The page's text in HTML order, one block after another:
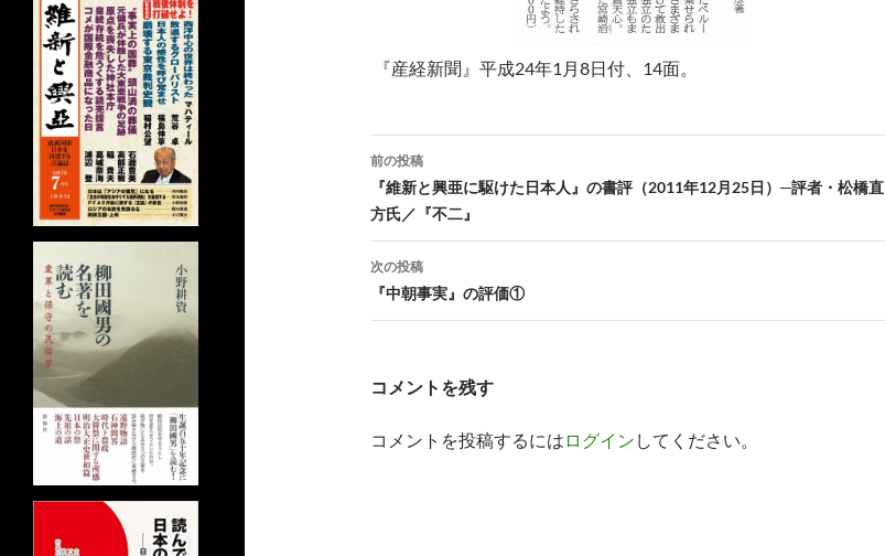
『産経新聞』平成24年1月8日付、14面。
投
稿
ナ
ビ
ゲ
シ
前の投稿
『維新と興亜に駆けた日本人』の書評（2011年12月25日）─評者・松橋直
方氏／『不二』
次の投稿
『中朝事実』の評価①
コメントを残す
コメントを投稿するには ログイン してください。